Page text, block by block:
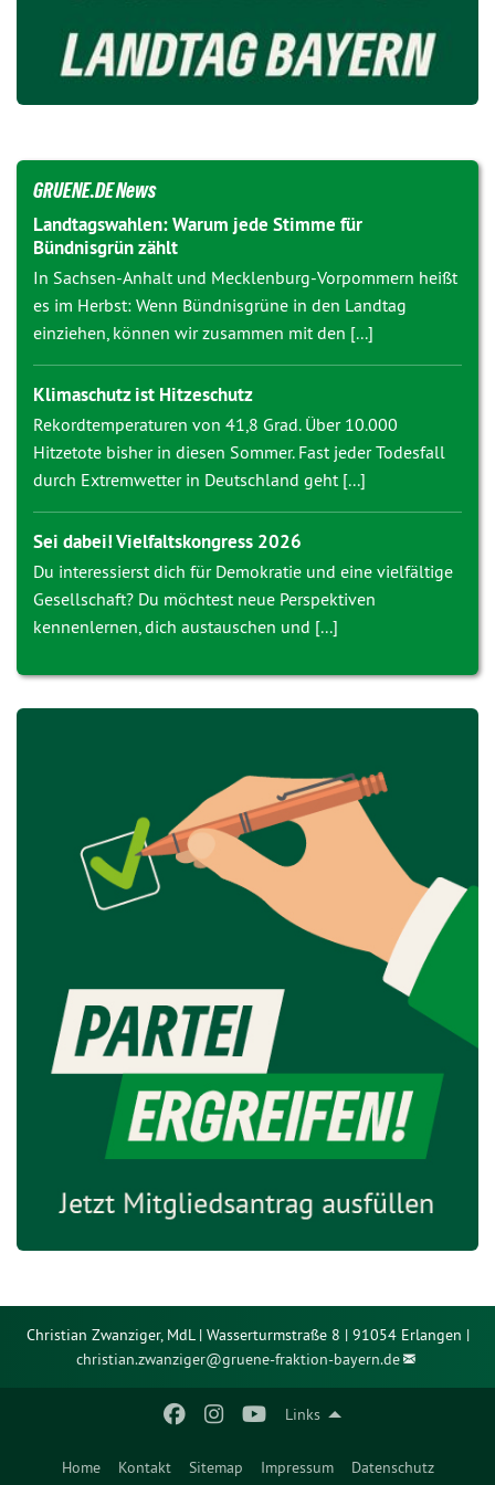
Links
Home Kontakt Sitemap Impressum Datenschutz
GRUENE.DE News
Landtagswahlen: Warum jede Stimme für
Bündnisgrün zählt
In Sachsen-Anhalt und Mecklenburg-Vorpommern heißt
es im Herbst: Wenn Bündnisgrüne in den Landtag
einziehen, können wir zusammen mit den [...]
Klimaschutz ist Hitzeschutz
Rekordtemperaturen von 41,8 Grad. Über 10.000
Hitzetote bisher in diesen Sommer. Fast jeder Todesfall
durch Extremwetter in Deutschland geht [...]
Sei dabei! Vielfaltskongress 2026
Du interessierst dich für Demokratie und eine vielfältige
Gesellschaft? Du möchtest neue Perspektiven
kennenlernen, dich austauschen und [...]
Christian Zwanziger, MdL | Wasserturmstraße 8 | 91054 Erlangen |
christian.zwanziger@gruene-fraktion-bayern.de